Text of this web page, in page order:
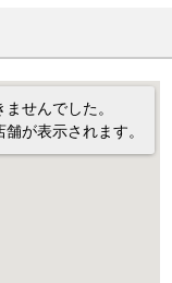
せんでした。
が表示されます。